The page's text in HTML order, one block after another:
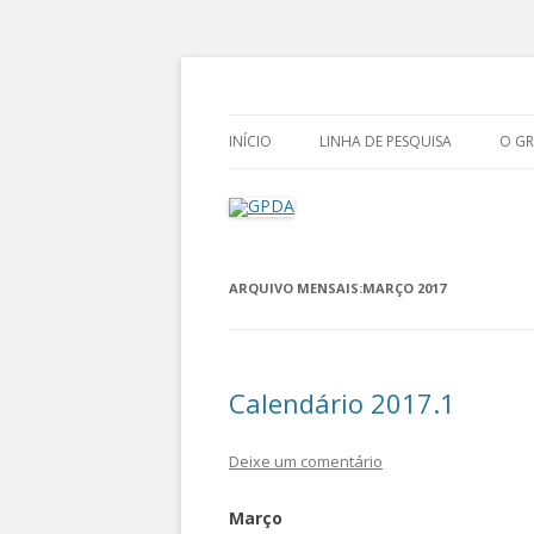
INÍCIO LINHA DE PESQUISA O
ARQUIVO MENSAIS:MARÇO 2017
Calendário 2017.1
Deixe um comentário
Março